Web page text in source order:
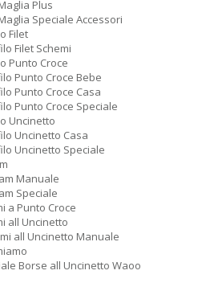
Plus
Speciale Accessori
Filet
Filet Schemi
Punto Croce
Punto Croce Bebe
Punto Croce Casa
Punto Croce Speciale
Uncinetto
Uncinetto Casa
Uncinetto Speciale
Manuale
Speciale
a Punto Croce
all Uncinetto
all Uncinetto Manuale
Borse all Uncinetto Waoo